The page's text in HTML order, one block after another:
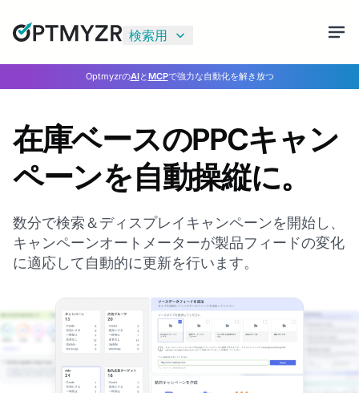
検索用
OptmyzrのAIとMCPで強力な自動化を解き放つ
在庫ベースのPPCキャン
ペーンを自動操縦に。
数分で検索＆ディスプレイキャンペーンを開始し、
キャンペーンオートメーターが製品フィードの変化
に適応して自動的に更新を行います。